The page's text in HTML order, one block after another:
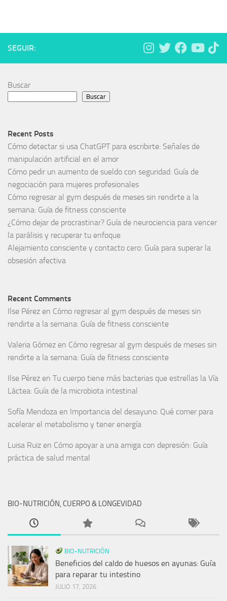
SEGUIR:
Buscar
Buscar
Recent Posts
Cómo detectar si usa ChatGPT para escribirte: Señales de
manipulación artificial en el amor
Cómo pedir un aumento de sueldo con seguridad: Guía de
negociación para mujeres profesionales
Cómo regresar al gym después de meses sin rendirte a la
semana: Guía de fitness consciente
¿Cómo dejar de procrastinar? Guía de neurociencia para vencer
la parálisis y recuperar tu enfoque
Alejamiento consciente y contacto cero: Guía para superar la
obsesión afectiva
Recent Comments
Ilse Pérez en Cómo regresar al gym después de meses sin
rendirte a la semana: Guía de fitness consciente
Valeria Gómez en Cómo regresar al gym después de meses sin
rendirte a la semana: Guía de fitness consciente
Ilse Pérez en Tu cuerpo tiene más bacterias que estrellas la Vía
Láctea: Guía de la microbiota intestinal
Sofía Mendoza en Importancia del desayuno: Qué comer para
acelerar el metabolismo y tener energía
Luisa Ruiz en Cómo apoyar a una amiga con depresión: Guía
práctica de salud mental
BIO-NUTRICIÓN, CUERPO & LONGEVIDAD
BIO-NUTRICIÓN
Beneficios del caldo de huesos en ayunas: Guía
para reparar tu intestino
JULIO 17, 2026